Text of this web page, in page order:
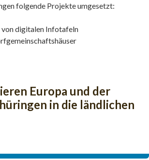
folgende Projekte umgesetzt:
von digitalen Infotafeln
Europa und der
in die ländlichen